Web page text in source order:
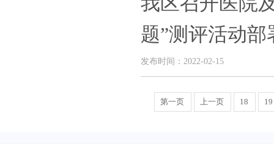
题”测评活动部
发布时间：2022-02-15
第一页 上一页 18 19